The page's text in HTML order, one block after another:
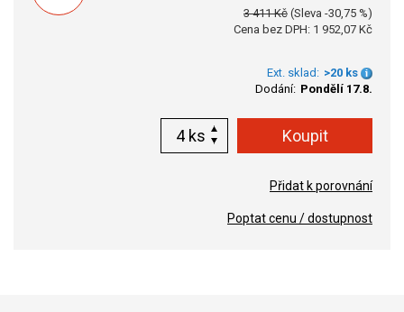
3 411 Kč (Sleva -30,75 %)
Cena bez DPH: 1 952,07 Kč
Ext. sklad: >20 ks
Dodání: Pondělí 17.8.
ks
Přidat k porovnání
Poptat cenu / dostupnost